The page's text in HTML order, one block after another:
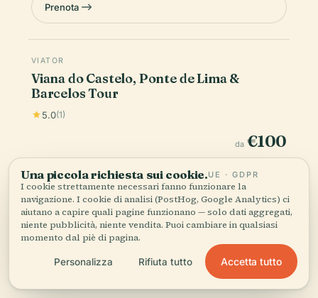
Prenota
VIATOR
Viana do Castelo, Ponte de Lima &
Barcelos Tour
5.0(1)
da €100
Prenota
VIATORISTANTANEO
Viana do Castelo + Ponte de Lima +
Barcelos - Full Day/from Porto
Una piccola richiesta sui cookie.UE · GDPR
I cookie strettamente necessari fanno funzionare la
navigazione. I cookie di analisi (PostHog, Google Analytics) ci
aiutano a capire quali pagine funzionano — solo dati aggregati,
niente pubblicità, niente vendita. Puoi cambiare in qualsiasi
momento dal piè di pagina.
Personalizza Rifiuta tutto Accetta tutto